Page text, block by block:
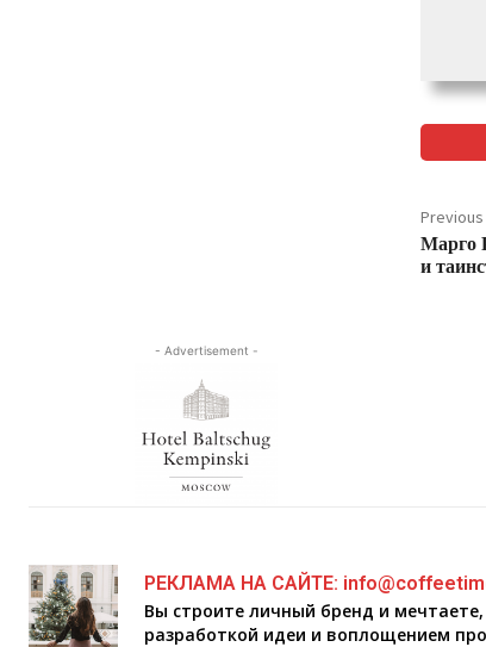
Марго
и
- Advertisement -
РЕКЛАМА НА САЙТЕ:
Вы строите личный бренд и
разработкой идеи и воплощением